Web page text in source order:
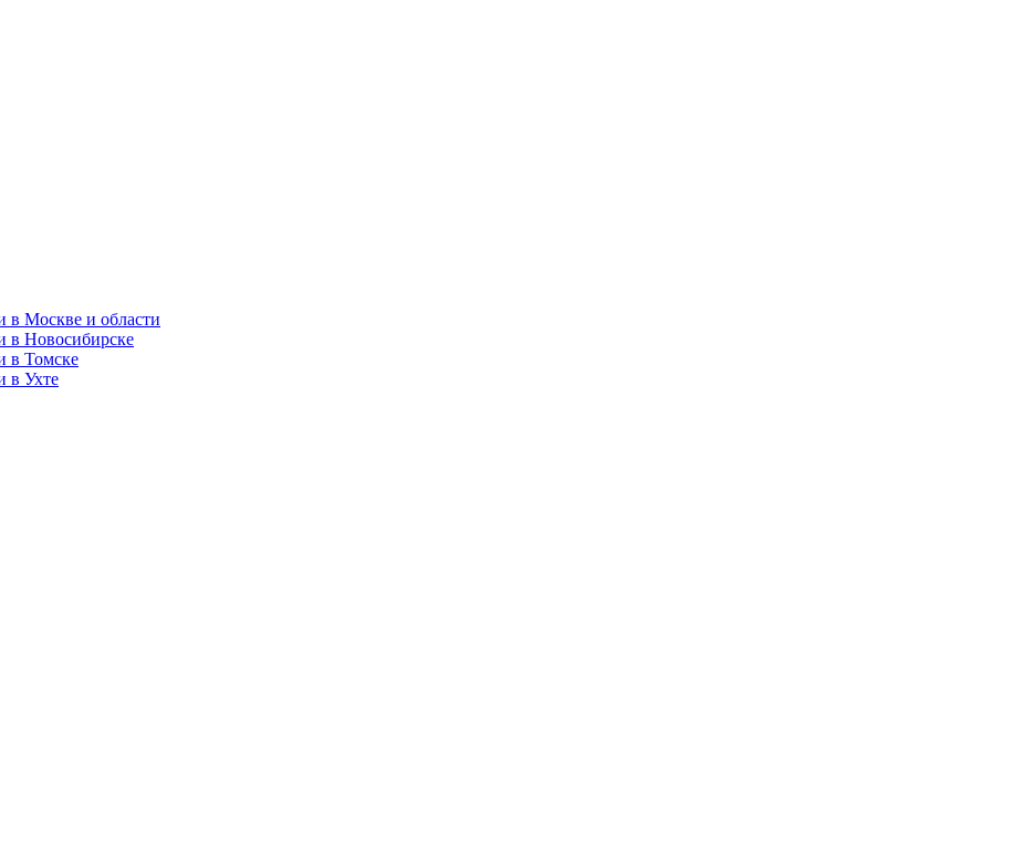
в Москве и области
в Новосибирске
в Томске
в Ухте